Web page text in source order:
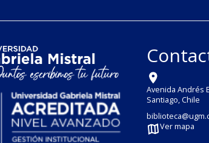
Avenida Andrés
Santiago, Chile
Ver mapa